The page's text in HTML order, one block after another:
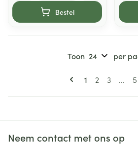
Bestel
Pagina's
U lees
1 Pagina
2 Pagina
3 ... 5
Toon per
Neem contact met ons op